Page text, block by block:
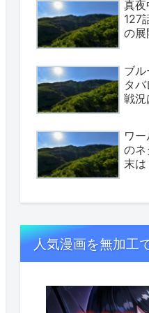
真夜
127
の展
ブ
タ
戦況
ワ
のネ
末は
人気漫画を無加工